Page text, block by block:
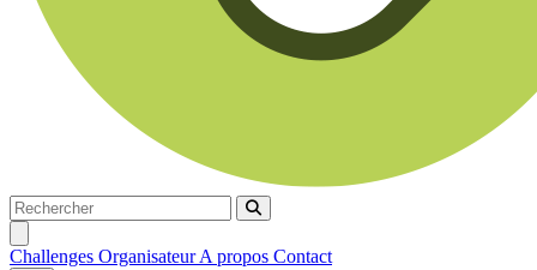
Rechercher
Rechercher
Challenges OrganisateurA propos Contact